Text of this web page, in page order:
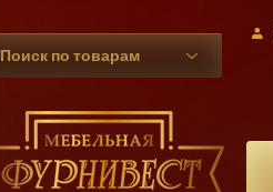
Поиск по товарам